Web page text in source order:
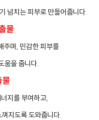
넘치는 피부로 만들어줍니다.
물
주며, 민감한 피부를
움을 줍니다.
물
지를 부여하고,
지도록 도와줍니다.